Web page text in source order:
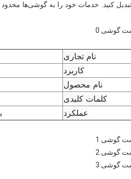
تبدیل کنید. خدمات خود را به گوشی‌ها
نام تجاری
کاربرد
نام محصول
کلمات کلیدی
عملکرد